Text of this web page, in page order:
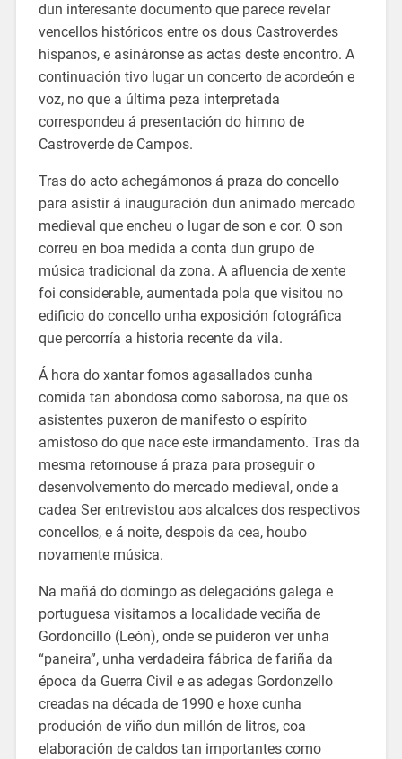
dun interesante documento que parece revelar
vencellos históricos entre os dous Castroverdes
hispanos, e asináronse as actas deste encontro. A
continuación tivo lugar un concerto de acordeón e
voz, no que a última peza interpretada
correspondeu á presentación do himno de
Castroverde de Campos.
Tras do acto achegámonos á praza do concello
para asistir á inauguración dun animado mercado
medieval que encheu o lugar de son e cor. O son
correu en boa medida a conta dun grupo de
música tradicional da zona. A afluencia de xente
foi considerable, aumentada pola que visitou no
edificio do concello unha exposición fotográfica
que percorría a historia recente da vila.
Á hora do xantar fomos agasallados cunha
comida tan abondosa como saborosa, na que os
asistentes puxeron de manifesto o espírito
amistoso do que nace este irmandamento. Tras da
mesma retornouse á praza para proseguir o
desenvolvemento do mercado medieval, onde a
cadea Ser entrevistou aos alcalces dos respectivos
concellos, e á noite, despois da cea, houbo
novamente música.
Na mañá do domingo as delegacións galega e
portuguesa visitamos a localidade veciña de
Gordoncillo (León), onde se puideron ver unha
“paneira”, unha verdadeira fábrica de fariña da
época da Guerra Civil e as adegas Gordonzello
creadas na década de 1990 e hoxe cunha
produción de viño dun millón de litros, coa
elaboración de caldos tan importantes como